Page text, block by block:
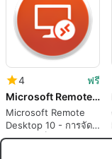
4
ฟรี
Microsoft Remote Desktop 10
Microsoft Remote
Desktop 10 - การจัด
การเดสก์ท็อประยะไกล